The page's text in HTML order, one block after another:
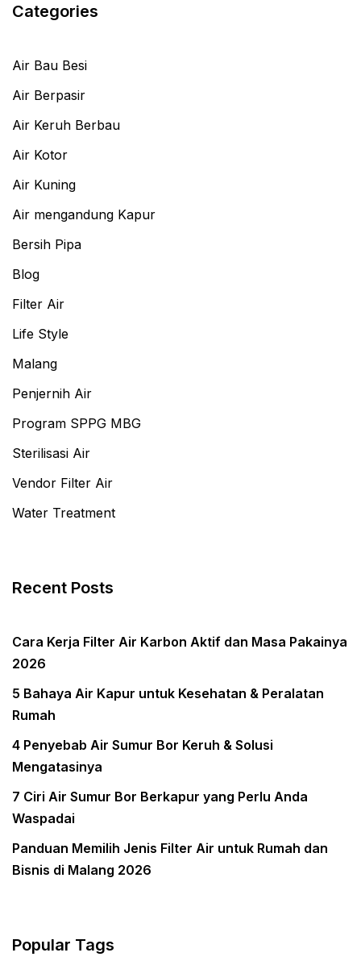
Categories
Air Bau Besi
Air Berpasir
Air Keruh Berbau
Air Kotor
Air Kuning
Air mengandung Kapur
Bersih Pipa
Blog
Filter Air
Life Style
Malang
Penjernih Air
Program SPPG MBG
Sterilisasi Air
Vendor Filter Air
Water Treatment
Recent Posts
Cara Kerja Filter Air Karbon Aktif dan Masa Pakainya
2026
5 Bahaya Air Kapur untuk Kesehatan & Peralatan
Rumah
4 Penyebab Air Sumur Bor Keruh & Solusi
Mengatasinya
7 Ciri Air Sumur Bor Berkapur yang Perlu Anda
Waspadai
Panduan Memilih Jenis Filter Air untuk Rumah dan
Bisnis di Malang 2026
Popular Tags